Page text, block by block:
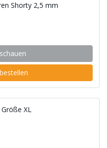
Shorty 2,5 mm
XL